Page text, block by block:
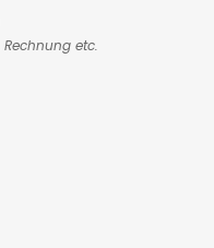
Rechnung etc.